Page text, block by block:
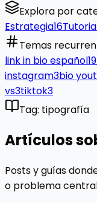
Explora por
Estrategia16
Temas
link in bio español19
instagram3bio
vs3tiktok3
Tag: tipografía
Artículos
Posts y guías
o problema